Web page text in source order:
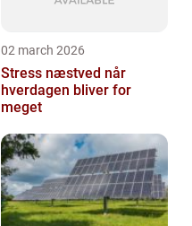
02 march 2026
Stress næstved når
hverdagen bliver for
meget